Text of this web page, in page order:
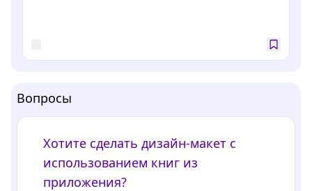
Вопросы
Хотите сделать дизайн-макет с
использованием книг из
приложения?